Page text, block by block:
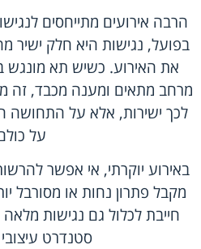
הרבה אירועים מתייחסים
בפועל, נגישות היא חלק ישיר
את האירוע. כשיש תא
מרחב מתאים ומענה מכבד, זה
לכך ישירות, אלא על התחושה
על
באירוע יוקרתי, אי אפשר
מקבל פתרון נחות או מסורבל
חייבת לכלול גם נגישות
סטנדרט